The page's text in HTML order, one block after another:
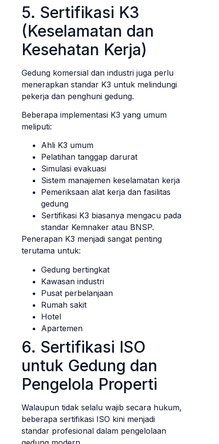
5. Sertifikasi K3
(Keselamatan dan
Kesehatan Kerja)
Gedung komersial dan industri juga perlu
menerapkan standar K3 untuk melindungi
pekerja dan penghuni gedung.
Beberapa implementasi K3 yang umum
meliputi:
Ahli K3 umum
Pelatihan tanggap darurat
Simulasi evakuasi
Sistem manajemen keselamatan kerja
Pemeriksaan alat kerja dan fasilitas
gedung
Sertifikasi K3 biasanya mengacu pada
standar Kemnaker atau BNSP.
Penerapan K3 menjadi sangat penting
terutama untuk:
Gedung bertingkat
Kawasan industri
Pusat perbelanjaan
Rumah sakit
Hotel
Apartemen
6. Sertifikasi ISO
untuk Gedung dan
Pengelola Properti
Walaupun tidak selalu wajib secara hukum,
beberapa sertifikasi ISO kini menjadi
standar profesional dalam pengelolaan